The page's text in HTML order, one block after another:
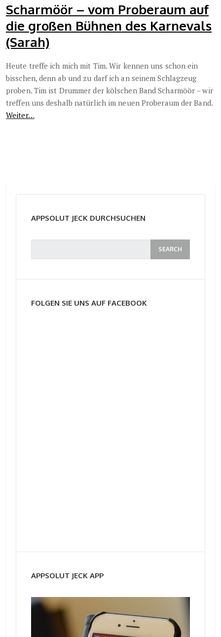
Scharmöör – vom Proberaum auf
die großen Bühnen des Karnevals
(Sarah)
Heute treffe ich mich mit Tim. Wir kennen uns schon ein
bisschen, denn ab und zu darf ich an seinem Schlagzeug
proben. Tim ist Drummer der kölschen Band Scharmöör – wir
treffen uns deshalb natürlich im neuen Proberaum der Band.
Weiter…
APPSOLUT JECK DURCHSUCHEN
FOLGEN SIE UNS AUF FACEBOOK
APPSOLUT JECK APP